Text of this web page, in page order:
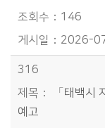
146
2026-
316
「태백시
예고